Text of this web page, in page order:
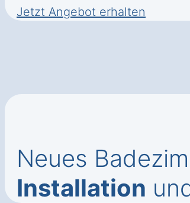
Jetzt Angebot erhalten
Neues
Installation